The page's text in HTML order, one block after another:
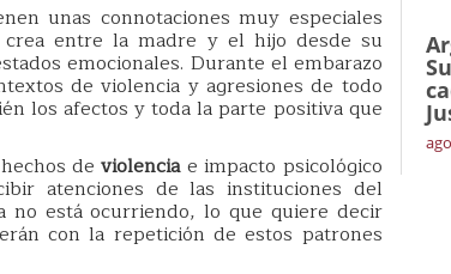
unas connotaciones muy especiales
entre la madre y el hijo desde su
emocionales. Durante el embarazo
de violencia y agresiones de todo
los afectos y toda la parte positiva que
deviolenciae impacto psicológico
atenciones de las instituciones del
no está ocurriendo, lo que quiere decir
con la repetición de estos patrones